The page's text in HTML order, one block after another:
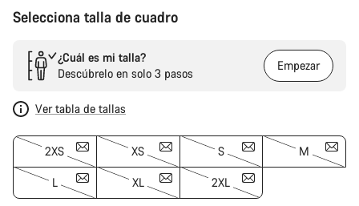
Selecciona talla de cuadro
¿Cuál es mi talla?
Descúbrelo en solo 3 pasos
Empezar
Ver tabla de tallas
2XS XS S M
L XL 2XL